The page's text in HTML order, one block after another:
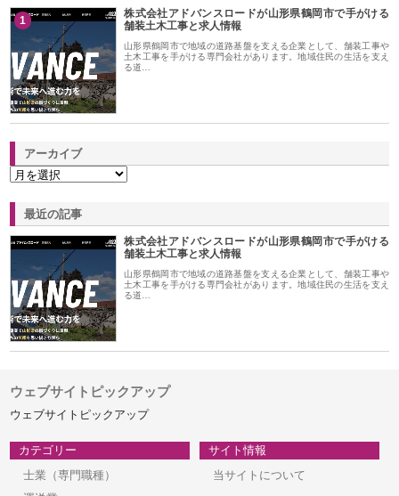
1
株式会社アドバンスロードが山形県鶴岡市で手がける
舗装土木工事と求人情報
山形県鶴岡市で地域の道路基盤を支える企業として、舗装工事や
土木工事を手がける専門会社があります。地域住民の生活を支え
る道…
アーカイブ
最近の記事
株式会社アドバンスロードが山形県鶴岡市で手がける
舗装土木工事と求人情報
山形県鶴岡市で地域の道路基盤を支える企業として、舗装工事や
土木工事を手がける専門会社があります。地域住民の生活を支え
る道…
ウェブサイトピックアップ
ウェブサイトピックアップ
カテゴリー
士業（専門職種）
サイト情報
当サイトについて